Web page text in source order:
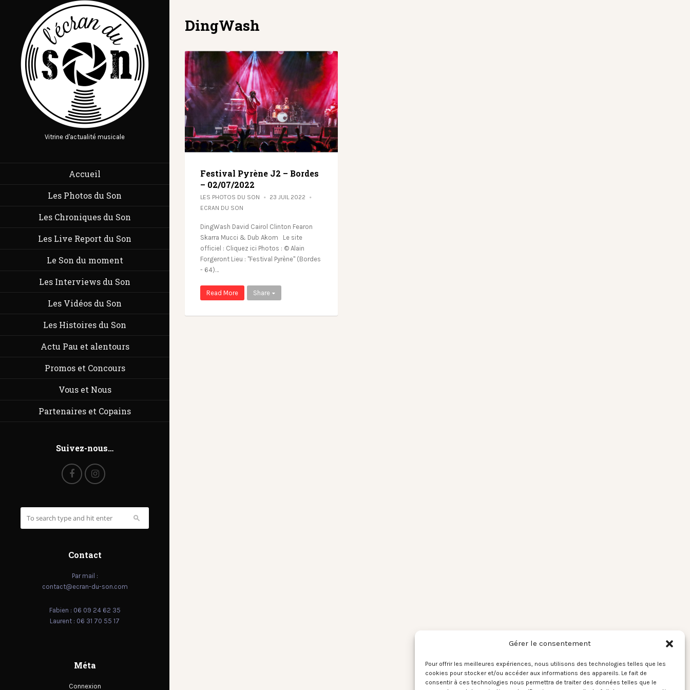
Gérer le consentement
Pour offrir les meilleures expériences, nous utilisons des technologies telles que les
cookies pour stocker et/ou accéder aux informations des appareils. Le fait de
consentir à ces technologies nous permettra de traiter des données telles que le
Vitrine d'actualité musicale
Accueil
Les Photos du Son
Les Chroniques du Son
Les Live Report du Son
Le Son du moment
Les Interviews du Son
Les Vidéos du Son
Les Histoires du Son
Actu Pau et alentours
Promos et Concours
Vous et Nous
Partenaires et Copains
Suivez-nous…
Contact
Par mail :
contact@ecran-du-son.com
Fabien : 06 09 24 62 35
Laurent : 06 31 70 55 17
Méta
Connexion
DingWash
Festival Pyrène J2 – Bordes
– 02/07/2022
LES PHOTOS DU SON
23 JUIL 2022
ECRAN DU SON
DingWash David Cairol Clinton Fearon
Skarra Mucci & Dub Akom Le site
officiel : Cliquez ici Photos : © Alain
Forgeront Lieu : "Festival Pyrène" (Bordes
- 64)…
Read More Share